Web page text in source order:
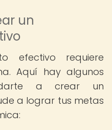
un
efectivo requiere
Aquí hay algunos
a crear un
a lograr tus metas